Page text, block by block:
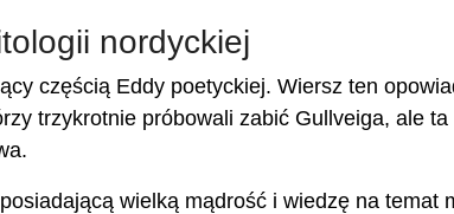
nordyckiej
częścią Eddy poetyckiej. Wiersz ten
trzykrotnie próbowali zabić Gullveiga, ale ta
wielką mądrość i wiedzę na temat